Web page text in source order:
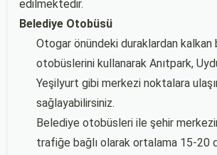
edilmektedir.
Belediye Otobüsü
Otogar önündeki duraklardan kalkan
otobüslerini kullanarak Anıtpark,
Yeşilyurt gibi merkezi noktalara
sağlayabilirsiniz.
Belediye otobüsleri ile şehir
trafiğe bağlı olarak ortalama 15-20